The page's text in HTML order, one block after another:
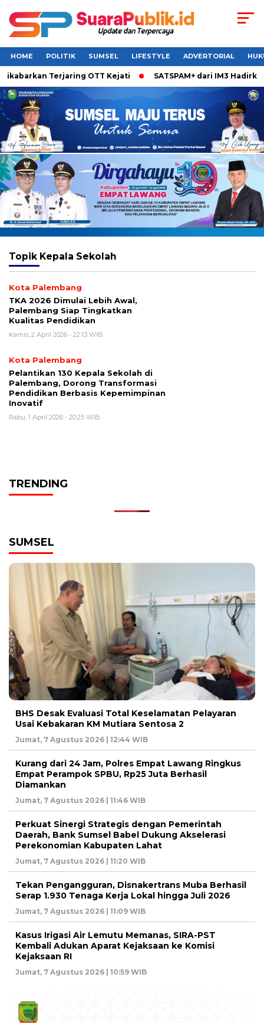
HOME POLITIK SUMSEL LIFESTYLE ADVERTORIAL
Terjaring OTT Kejati SATSPAM+ dari IM3 Hadirkan
Topik Kepala Sekolah
Kota Palembang
TKA 2026 Dimulai Lebih Awal,
Palembang Siap Tingkatkan
Kualitas Pendidikan
Kamis, 2 April 2026 - 22:13 WIB
Kota Palembang
Pelantikan 130 Kepala Sekolah di
Palembang, Dorong Transformasi
Pendidikan Berbasis Kepemimpinan
Inovatif
Rabu, 1 April 2026 - 20:25 WIB
TRENDING
SUMSEL
BHS Desak Evaluasi Total Keselamatan Pelayaran
Usai Kebakaran KM Mutiara Sentosa 2
Jumat, 7 Agustus 2026 | 12:44 WIB
Kurang dari 24 Jam, Polres Empat Lawang Ringkus
Empat Perampok SPBU, Rp25 Juta Berhasil
Diamankan
Jumat, 7 Agustus 2026 | 11:46 WIB
Perkuat Sinergi Strategis dengan Pemerintah
Daerah, Bank Sumsel Babel Dukung Akselerasi
Perekonomian Kabupaten Lahat
Jumat, 7 Agustus 2026 | 11:20 WIB
Tekan Pengangguran, Disnakertrans Muba Berhasil
Serap 1.930 Tenaga Kerja Lokal hingga Juli 2026
Jumat, 7 Agustus 2026 | 11:09 WIB
Kasus Irigasi Air Lemutu Memanas, SIRA-PST
Kembali Adukan Aparat Kejaksaan ke Komisi
Kejaksaan RI
Jumat, 7 Agustus 2026 | 10:59 WIB